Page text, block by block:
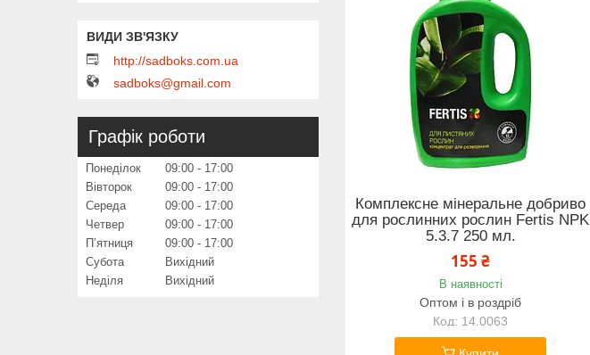
Комплексне мінеральне добриво
для рослинних рослин Fertis NPK
5.3.7 250 мл.
155 ₴
В наявності
Оптом і в роздріб
14.0063
http://sadboks.com.ua
sadboks@gmail.com
Графік роботи
Понеділок 09:00
17:00
Вівторок
09:00
17:00
Середа
09:00
17:00
Четвер
09:00
17:00
Пʼятниця
09:00
17:00
Субота
Вихідний
Неділя
Вихідний